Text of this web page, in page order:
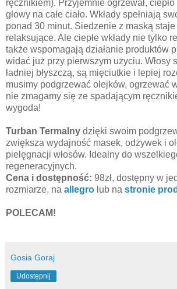
ręcznikiem). Przyjemnie ogrzewał,
głowy na całe ciało. Wkłady spełniają
ponad 30 minut. Siedzenie z maską
relaksujące. Ale ciepłe wkłady nie tylko
także wspomagają działanie produktów
widać już przy pierwszym użyciu. Włosy
ładniej błyszczą, są mięciutkie i lepiej
musimy podgrzewać olejków, ogrzewać
nie zmagamy się ze spadającym
wygoda!
Turban Termalny dzięki swoim
zwiększa wydajność masek, odżywek i
pielęgnacji włosów. Idealny do
regeneracyjnych.
Cena i dostępność: 98zł, dostępny w
rozmiarze, na allegro lub na stronie
POLECAM!
Gosia Goraj
Udostępnij